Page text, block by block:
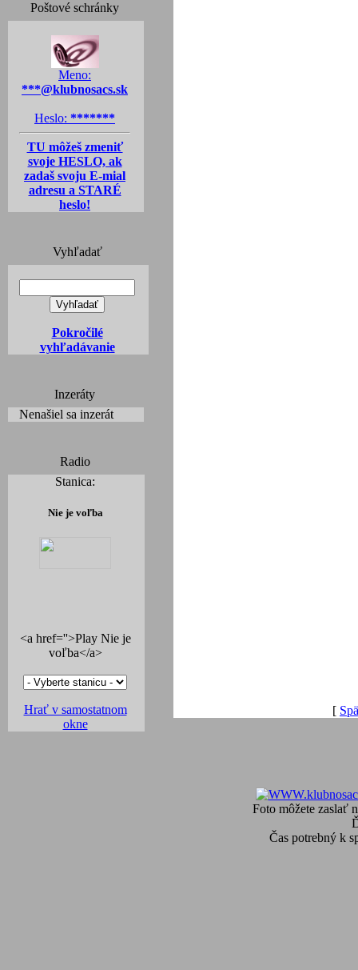
Poštové schránky
Meno:
***@klubnosacs.sk
Heslo: *******
TU môžeš zmeniť
svoje HESLO, ak
zadaš svoju E-mial
adresu a STARÉ
heslo!
Vyhľadať
Pokročilé
vyhľadávanie
Inzeráty
Nenašiel sa inzerát
Radio
Stanica:
Nie je voľba
<a href=''>Play Nie je
voľba</a>
Hrať v samostatnom
okne
[
Foto môžete zaslať
Čas potrebný k